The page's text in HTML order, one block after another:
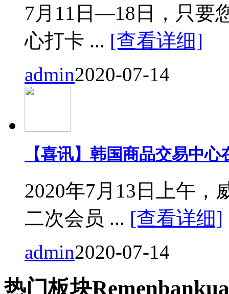
7月11日—18日，只要
心打卡 ... [查看详细]
admin2020-07-14
【喜讯】韩国商品交易中
2020年7月13日上午，
二次会员 ... [查看详细]
admin2020-07-14
热门板块Remen